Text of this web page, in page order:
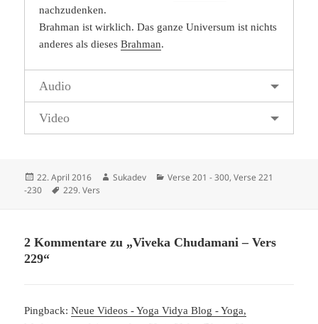
nachzudenken.
Brahman ist wirklich. Das ganze Universum ist nichts
anderes als diesesBrahman.
Audio
Video
Veröffentlicht
am
22. April 2016 Autor
Sukadev Kategorien
Verse 201 - 300,Verse 221
-230
Schlagwörter
229. Vers
2 Kommentare zu „Viveka Chudamani – Vers
229“
Pingback:Neue Videos - Yoga Vidya Blog - Yoga,